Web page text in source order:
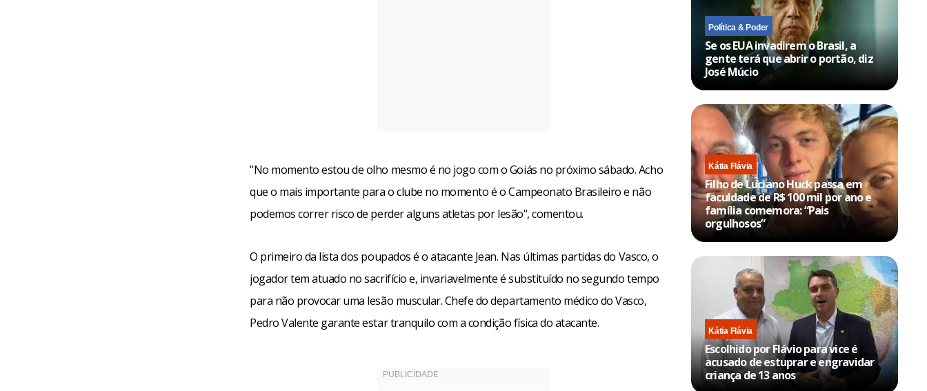
"No momento estou de olho mesmo é no jogo com o Goiás no próximo sábado. Acho
que o mais importante para o clube no momento é o Campeonato Brasileiro e não
podemos correr risco de perder alguns atletas por lesão", comentou.
O primeiro da lista dos poupados é o atacante Jean. Nas últimas partidas do Vasco, o
jogador tem atuado no sacrifício e, invariavelmente é substituído no segundo tempo
para não provocar uma lesão muscular. Chefe do departamento médico do Vasco,
Pedro Valente garante estar tranquilo com a condição física do atacante.
Política & Poder
Se os EUA invadirem o Brasil, a
gente terá que abrir o portão, diz
José Múcio
Kátia Flávia
Filho de Luciano Huck passa em
faculdade de R$ 100 mil por ano e
família comemora: “Pais
orgulhosos”
Kátia Flávia
Escolhido por Flávio para vice é
acusado de estuprar e engravidar
criança de 13 anos